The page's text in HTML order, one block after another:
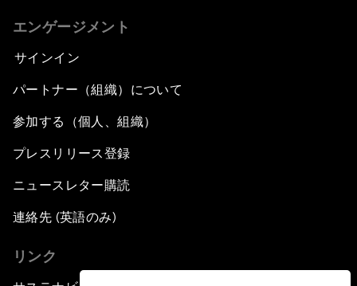
エンゲージメント
サインイン
パートナー（組織）について
参加する（個人、組織）
プレスリリース登録
ニュースレター購読
連絡先 (英語のみ)
リンク